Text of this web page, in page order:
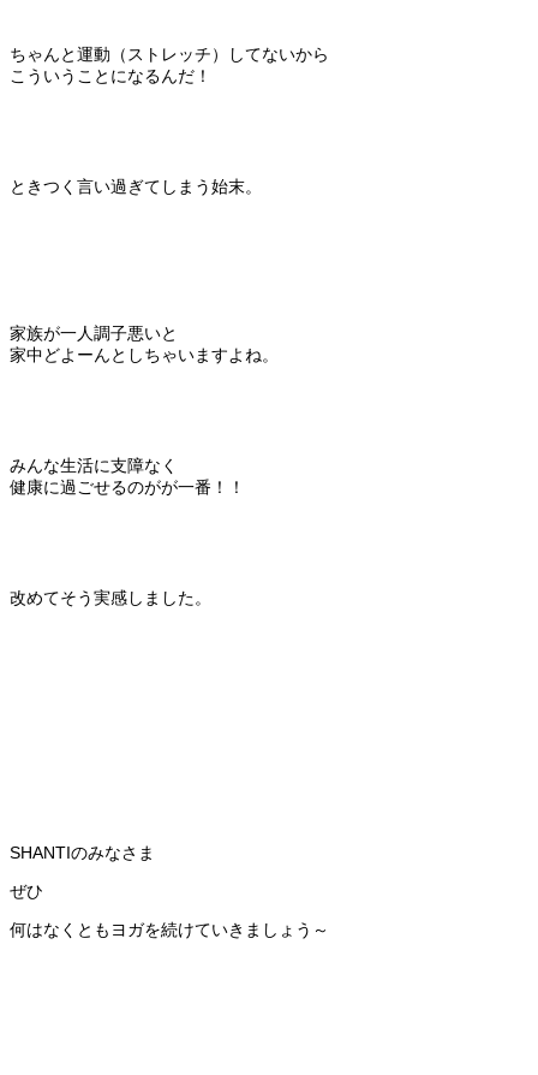
ちゃんと運動（ストレッチ）してないから
こういうことになるんだ！
ときつく言い過ぎてしまう始末。
家族が一人調子悪いと
家中どよーんとしちゃいますよね。
みんな生活に支障なく
健康に過ごせるのがが一番！！
改めてそう実感しました。
SHANTIのみなさま
ぜひ
何はなくともヨガを続けていきましょう～